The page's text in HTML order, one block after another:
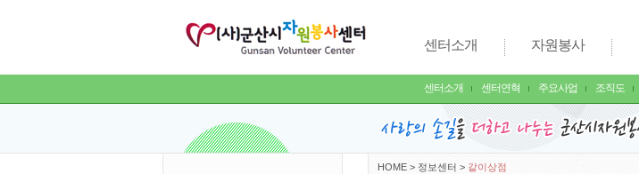
센터소개
센터소개 센터연혁 주요사업 조직도
자원봉사
HOME > 정보센터 > 같이상점